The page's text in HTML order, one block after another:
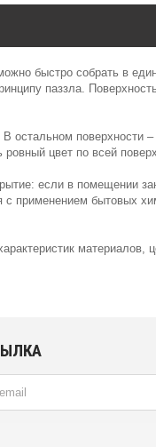
быстро собрать в
паззла.
остальном поверхности
цвет по всей
если в помещении
применением бытовых
материалов,